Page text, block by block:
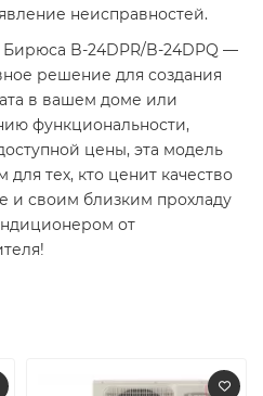
неисправностей.
B-24DPR/B-24DPQ —
решение для создания
в вашем доме или
функциональности,
цены, эта модель
тех, кто ценит качество
и своим близким прохладу
от